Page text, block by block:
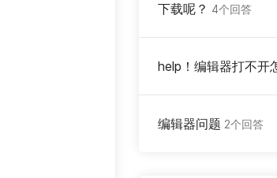
下载呢？ 4个回答
help！编辑器打不开
编辑器问题 2个回答